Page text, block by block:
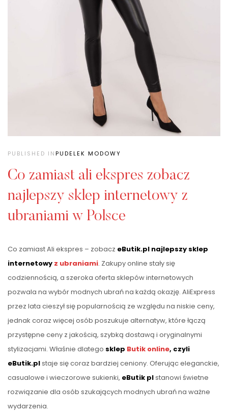
PUBLISHED INPUDELEK MODOWY
Co zamiast ali ekspres zobacz
najlepszy sklep internetowy z
ubraniami w Polsce
Co zamiast Ali ekspres – zobacz eButik.pl najlepszy sklep
internetowy z ubraniami. Zakupy online stały się
codziennością, a szeroka oferta sklepów internetowych
pozwala na wybór modnych ubrań na każdą okazję. AliExpress
przez lata cieszył się popularnością ze względu na niskie ceny,
jednak coraz więcej osób poszukuje alternatyw, które łączą
przystępne ceny z jakością, szybką dostawą i oryginalnymi
stylizacjami. Właśnie dlatego sklep Butik online, czyli
eButik.plstaje się coraz bardziej ceniony. Oferując eleganckie,
casualowe i wieczorowe sukienki, eButik plstanowi świetne
rozwiązanie dla osób szukających modnych ubrań na ważne
wydarzenia.